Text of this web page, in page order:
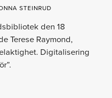
STEINRUD
den 18
Terese Raymond,
Digitalisering